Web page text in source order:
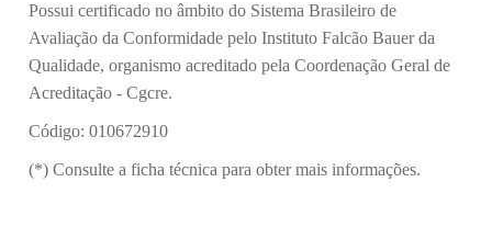
Possui certificado no âmbito do Sistema Brasileiro de
Avaliação da Conformidade pelo Instituto Falcão Bauer da
Qualidade, organismo acreditado pela Coordenação Geral de
Acreditação - Cgcre.
Código: 010672910
(*) Consulte a ficha técnica para obter mais informações.